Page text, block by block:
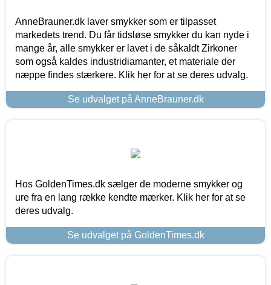
AnneBrauner.dk laver smykker som er tilpasset
markedets trend. Du får tidsløse smykker du kan nyde i
mange år, alle smykker er lavet i de såkaldt Zirkoner
som også kaldes industridiamanter, et materiale der
næppe findes stærkere. Klik her for at se deres udvalg.
Se udvalget på AnneBrauner.dk
Hos GoldenTimes.dk sælger de moderne smykker og
ure fra en lang række kendte mærker. Klik her for at se
deres udvalg.
Se udvalget på GoldenTimes.dk